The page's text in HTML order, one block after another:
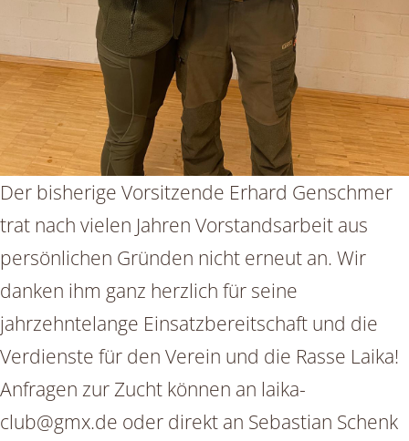
Der bisherige Vorsitzende Erhard Genschmer
trat nach vielen Jahren Vorstandsarbeit aus
persönlichen Gründen nicht erneut an. Wir
danken ihm ganz herzlich für seine
jahrzehntelange Einsatzbereitschaft und die
Verdienste für den Verein und die Rasse Laika!
Anfragen zur Zucht können an laika-
club@gmx.de oder direkt an Sebastian Schenk